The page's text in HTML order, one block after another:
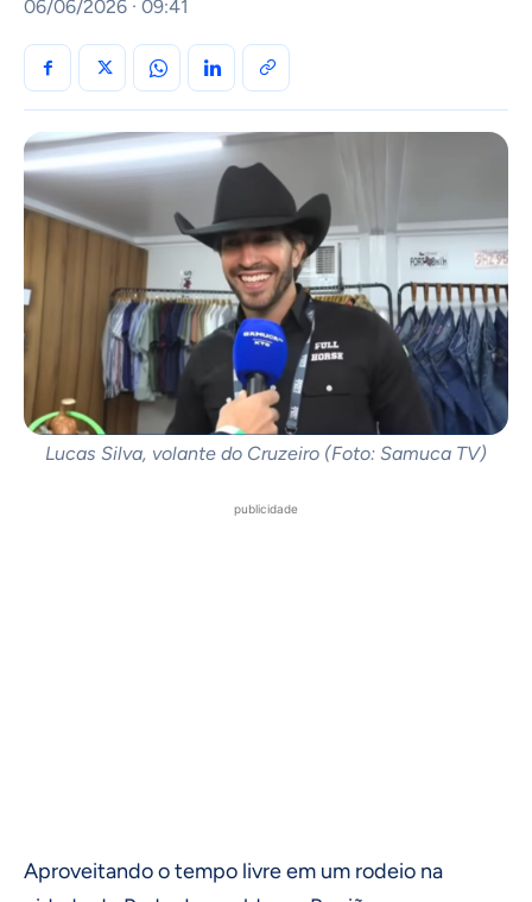
06/06/2026 · 09:41
Lucas Silva, volante do Cruzeiro (Foto: Samuca TV)
publicidade
Aproveitando o tempo livre em um rodeio na